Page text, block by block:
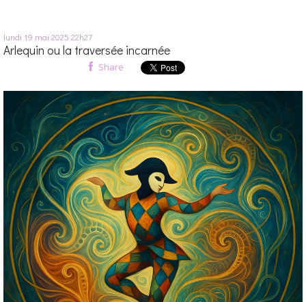
lundi 19 mai 2025 22h27
Arlequin ou la traversée incarnée
Share